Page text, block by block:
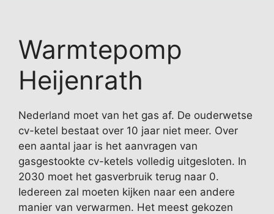
Warmtepomp
Heijenrath
Nederland moet van het gas af. De ouderwetse
cv-ketel bestaat over 10 jaar niet meer. Over
een aantal jaar is het aanvragen van
gasgestookte cv-ketels volledig uitgesloten. In
2030 moet het gasverbruik terug naar 0.
Iedereen zal moeten kijken naar een andere
manier van verwarmen. Het meest gekozen